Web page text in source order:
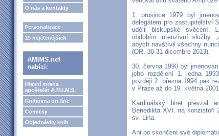
O nás a kontakty
Personalizace
15 nejčtenějších
AMIMS.net
nabízí:
Hlavní strana
apoštolát A.M.I.M.S.
Knihovna on-line
Comicsy
Objednávky knih
1. prosince 1979 byl
delegátem pro zastupitelství
udělil biskupské svěcení.
obdobím intenzívní služby.
abych navštívil všechny
(OR, 30-31 dicembre 2013).
30. června 1990 byl
jeho rozdělení 1. ledna
později 2. března 1994 pak
v Praze až do 19. května
Kardinálský biret převzal
Benedikta XVI. na konzistoři
sv. Lina.
Ani po skončení své